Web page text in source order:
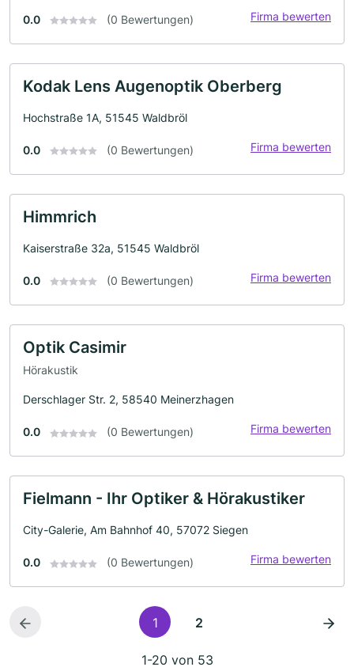
0.0 (0 Bewertungen) Firma bewerten
Kodak Lens Augenoptik Oberberg
Hochstraße 1A, 51545 Waldbröl
0.0 (0 Bewertungen) Firma bewerten
Himmrich
Kaiserstraße 32a, 51545 Waldbröl
0.0 (0 Bewertungen) Firma bewerten
Optik Casimir
Hörakustik
Derschlager Str. 2, 58540 Meinerzhagen
0.0 (0 Bewertungen) Firma bewerten
Fielmann - Ihr Optiker & Hörakustiker
City-Galerie, Am Bahnhof 40, 57072 Siegen
0.0 (0 Bewertungen) Firma bewerten
1 2
1-20 von 53